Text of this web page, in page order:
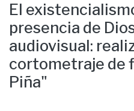
Statistics
El
presencia de
audiovisual:
cortometraje de
Piña"